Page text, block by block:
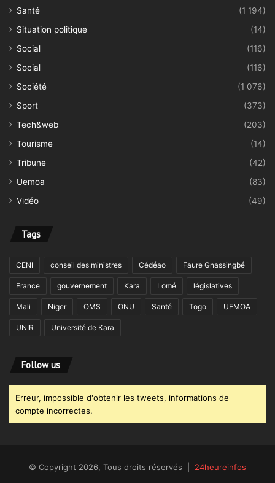
Santé
(1 194)
Situation politique
(14)
Social
(116)
Social
(116)
Société
(1 076)
Sport
(373)
Tech&web
(203)
Tourisme
(14)
Tribune
(42)
Uemoa
(83)
Vidéo
(49)
Tags
CENI conseil des ministres Cédéao Faure Gnassingbé
France gouvernement Kara Lomé législatives
Mali Niger OMS ONU Santé Togo UEMOA
UNIR Université de Kara
Follow us
Erreur, impossible d'obtenir les tweets, informations de
compte incorrectes.
© Copyright 2026, Tous droits réservés | 24heureinfos